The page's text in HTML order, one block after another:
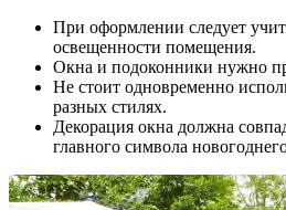
При оформлении следует
освещенности помещения.
Окна и подоконники нужно
Не стоит одновременно
разных стилях.
Декорация окна должна
главного символа